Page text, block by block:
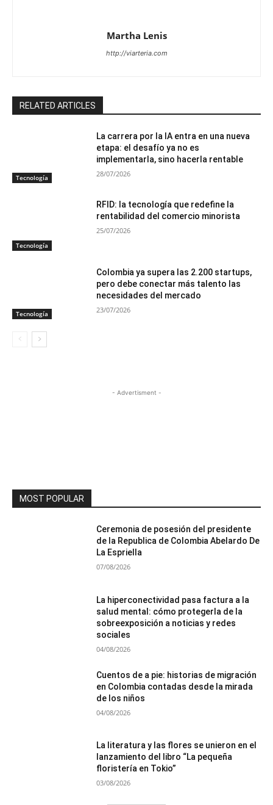
Martha Lenis
http://viarteria.com
RELATED ARTICLES
Tecnología
La carrera por la IA entra en una nueva
etapa: el desafío ya no es
implementarla, sino hacerla rentable
28/07/2026
Tecnología
RFID: la tecnología que redefine la
rentabilidad del comercio minorista
25/07/2026
Tecnología
Colombia ya supera las 2.200 startups,
pero debe conectar más talento las
necesidades del mercado
23/07/2026
- Advertisment -
MOST POPULAR
Ceremonia de posesión del presidente
de la Republica de Colombia Abelardo De
La Espriella
07/08/2026
La hiperconectividad pasa factura a la
salud mental: cómo protegerla de la
sobreexposición a noticias y redes
sociales
04/08/2026
Cuentos de a pie: historias de migración
en Colombia contadas desde la mirada
de los niños
04/08/2026
La literatura y las flores se unieron en el
lanzamiento del libro “La pequeña
floristería en Tokio”
03/08/2026